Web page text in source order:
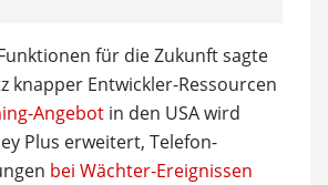
für die Zukunft sagte
knapper Entwickler-Ressourcen
Angebotin den USA wird
Plus erweitert, Telefon-
bei Wächter-Ereignissen